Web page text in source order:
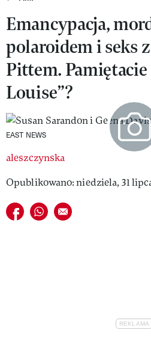
Nasze akcje
VIVA!ART
VIVA!MODA
VIVA!LIFESTYLE
VIVA!MAN
Emancypacja,
polaroidem i seks
Pittem.
Louise”?
EAST NEWS
aleszczynska
Opublikowano: niedziela, 31
Udostępnij na facebook
Udostępnij na whatsapp
E-mail do przyjaciela